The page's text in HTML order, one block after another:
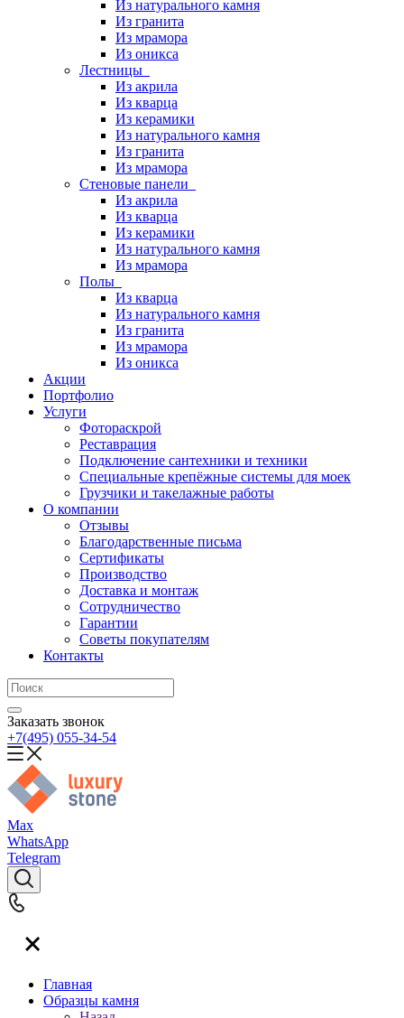
Из натурального камня
Из гранита
Из мрамора
Из оникса
Лестницы
Из акрила
Из кварца
Из керамики
Из натурального камня
Из гранита
Из мрамора
Стеновые панели
Из акрила
Из кварца
Из керамики
Из натурального камня
Из мрамора
Полы
Из кварца
Из натурального камня
Из гранита
Из мрамора
Из оникса
Акции
Портфолио
Услуги
Фотораскрой
Реставрация
Подключение сантехники и техники
Специальные крепёжные системы для моек
Грузчики и такелажные работы
О компании
Отзывы
Благодарственные письма
Сертификаты
Производство
Доставка и монтаж
Сотрудничество
Гарантии
Советы покупателям
Контакты
Заказать звонок
+7(495) 055-34-54
Max
WhatsApp
Telegram
Главная
Образцы камня